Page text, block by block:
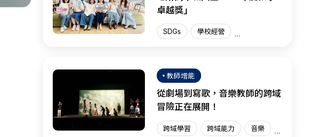
卓越獎」
SDGs 學校經營
教師增能
從劇場到寫歌，音樂教師的跨域
冒險正在展開！
跨域學習 跨域能力 音樂